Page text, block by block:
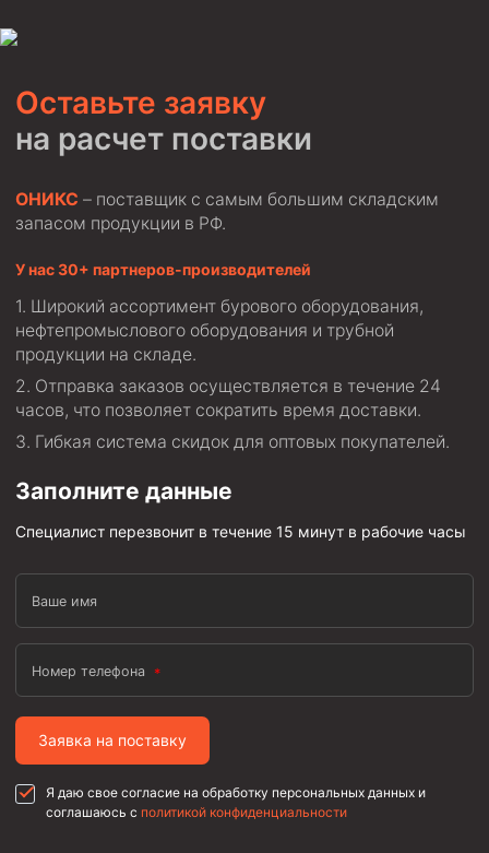
Патрубки цементировочные ПЦ
Краны шаровые КШЗ
Устройство экранирующее для цементирования
скважин УЭЦС
Турбулизаторы типа ЦТ
Разъединители резьбовые РР
Переводники
Клапаны обратные
Краны шаровые и пробковые
Герметизаторы устьевые
Башмаки колонные
Перья для резки кабеля
Перья гидромониторные
Оставьте заявку
на расчет поставки
ОНИКС – поставщик с самым большим складским
запасом продукции в РФ.
У нас 30+ партнеров-производителей
Широкий ассортимент бурового оборудования,
нефтепромыслового оборудования и трубной
продукции на складе.
Отправка заказов осуществляется в течение 24
часов, что позволяет сократить время доставки.
Гибкая система скидок для оптовых покупателей.
Заполните данные
Специалист перезвонит в течение 15 минут в рабочие часы
Ваше имя
Номер телефона
Заявка на поставку
Я даю свое согласие на обработку персональных данных и
соглашаюсь с политикой конфиденциальности